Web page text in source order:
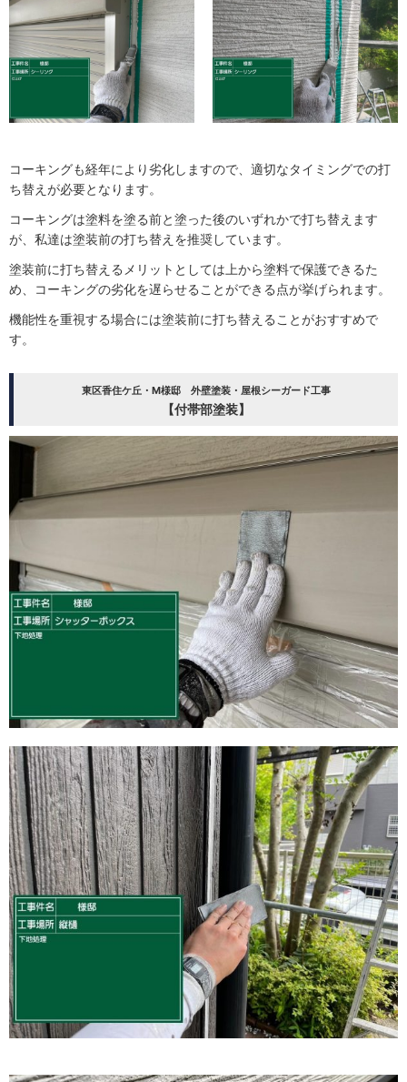
コーキングも経年により劣化しますので、適切なタイミングでの打
ち替えが必要となります。
コーキングは塗料を塗る前と塗った後のいずれかで打ち替えます
が、私達は塗装前の打ち替えを推奨しています。
塗装前に打ち替えるメリットとしては上から塗料で保護できるた
め、コーキングの劣化を遅らせることができる点が挙げられます。
機能性を重視する場合には塗装前に打ち替えることがおすすめで
す。
東区香住ケ丘・M様邸 外壁塗装・屋根シーガード工事
【付帯部塗装】